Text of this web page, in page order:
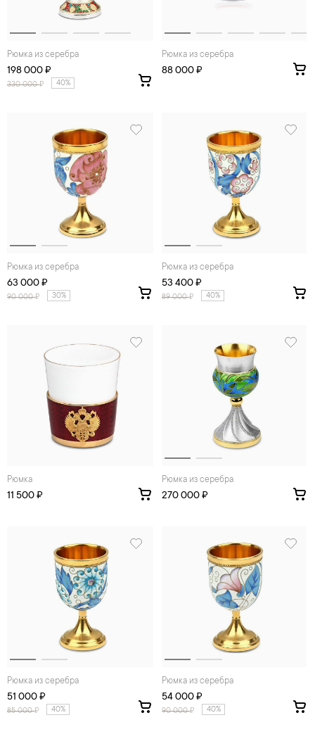
Рюмка из серебра
198 000 ₽
330 000₽ 40%
Рюмка из серебра
88 000 ₽
Рюмка из серебра
63 000 ₽
90 000₽ 30%
Рюмка из серебра
53 400 ₽
89 000₽ 40%
Рюмка
11 500 ₽
Рюмка из серебра
270 000 ₽
Рюмка из серебра
51 000 ₽
85 000₽ 40%
Рюмка из серебра
54 000 ₽
90 000₽ 40%